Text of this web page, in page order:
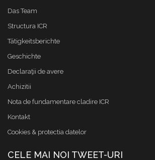
Das Team
Structura ICR
Tätigkeitsberichte
Geschichte
Declaraţii de avere
Achizitii
Nota de fundamentare cladire ICR
Kontakt
Cookies & protectia datelor
CELE MAI NOI TWEET-URI